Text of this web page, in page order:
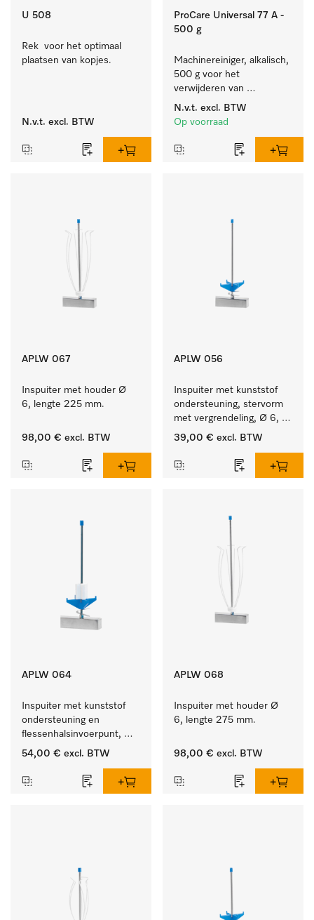
U 508
Rek  voor het optimaal
plaatsen van kopjes.
N.v.t. excl. BTW
ProCare Universal 77 A -
500 g
Machinereiniger, alkalisch,
500 g voor het
verwijderen van
hardnekkige
zetmeelaanslag.
N.v.t. excl. BTW
Op voorraad
APLW 067
Inspuiter met houder Ø
6, lengte 225 mm.
98,00 € excl. BTW
APLW 056
Inspuiter met kunststof
ondersteuning, stervorm
met vergrendeling, Ø 6,
lengte 225 mm.
39,00 € excl. BTW
APLW 064
Inspuiter met kunststof
ondersteuning en
flessenhalsinvoerpunt,
ster, Ø 6, lengte 225 mm.
54,00 € excl. BTW
APLW 068
Inspuiter met houder Ø
6, lengte 275 mm.
98,00 € excl. BTW